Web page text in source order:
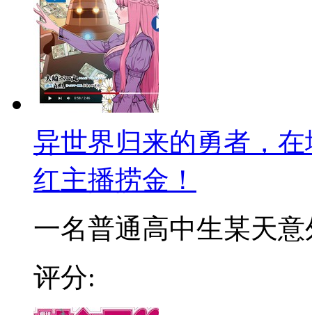
异世界归来的勇者，
红主播捞金！
一名普通高中生某天意
评分: